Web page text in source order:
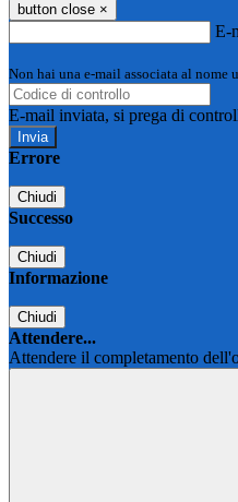
button close ×
E-
Non hai una e-mail associata al nome
E-mail inviata, si prega di
Errore
Chiudi
Successo
Chiudi
Informazione
Chiudi
Attendere...
Attendere il completamento